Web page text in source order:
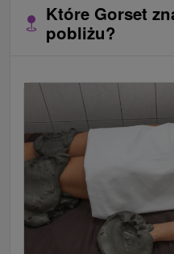
Które Gorset
pobliżu?